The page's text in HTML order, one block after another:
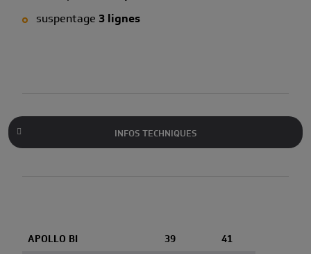
suspentage 3 lignes
INFOS TECHNIQUES
APOLLO BI 39
41